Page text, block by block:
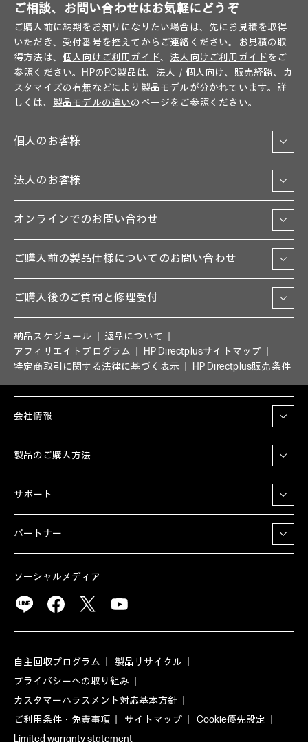
ご相談、お問い合わせはお気軽にどうぞ
ご購入前に納期をお知りになりたい場合は、先にお見積を取得
いただき、受付番号を控えてからご連絡ください。お見積の取
得方法は、 個人向けご利用ガイド、 法人向けご利用ガイドをご
参照ください。HPのPC製品は、法人／個人向け、販売経路、カ
スタマイズの有無などにより製品モデルが分かれています。詳
しくは、 製品モデルの違いのページをご参照ください。
個人のお客様
法人のお客様
オンラインでのお問い合わせ
ご購入前の製品仕様についてのお問い合わせ
ご購入後のご質問と修理受付
納品スケジュール
返品について
アフィリエイトプログラム
HP Directplusサイトマップ
特定商取引に関する法律に基づく表示
HP Directplus販売条件
会社情報
製品のご購入方法
サポート
パートナー
ソーシャルメディア
自主回収プログラム
製品リサイクル
プライバシーへの取り組み
カスタマーハラスメント対応基本方針
ご利用条件・免責事項
サイトマップ
Cookie優先設定
Limited warranty statement